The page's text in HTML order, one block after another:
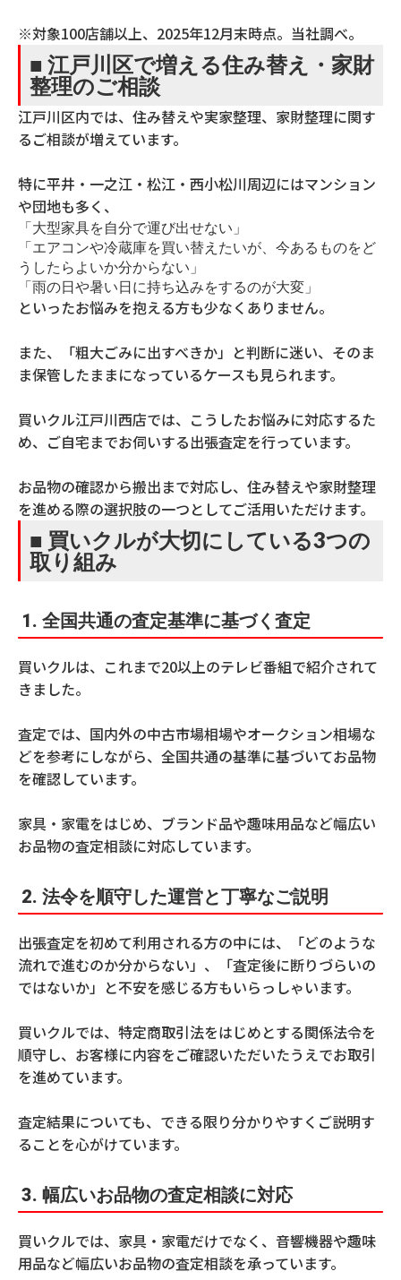
※対象100店舗以上、2025年12月末時点。当社調べ。
■ 江戸川区で増える住み替え・家財
整理のご相談
江戸川区内では、住み替えや実家整理、家財整理に関す
るご相談が増えています。
特に平井・一之江・松江・西小松川周辺にはマンション
や団地も多く、
「大型家具を自分で運び出せない」
「エアコンや冷蔵庫を買い替えたいが、今あるものをど
うしたらよいか分からない」
「雨の日や暑い日に持ち込みをするのが大変」
といったお悩みを抱える方も少なくありません。
また、「粗大ごみに出すべきか」と判断に迷い、そのま
ま保管したままになっているケースも見られます。
買いクル江戸川西店では、こうしたお悩みに対応するた
め、ご自宅までお伺いする出張査定を行っています。
お品物の確認から搬出まで対応し、住み替えや家財整理
を進める際の選択肢の一つとしてご活用いただけます。
■ 買いクルが大切にしている3つの
取り組み
1. 全国共通の査定基準に基づく査定
買いクルは、これまで20以上のテレビ番組で紹介されて
きました。
査定では、国内外の中古市場相場やオークション相場な
どを参考にしながら、全国共通の基準に基づいてお品物
を確認しています。
家具・家電をはじめ、ブランド品や趣味用品など幅広い
お品物の査定相談に対応しています。
2. 法令を順守した運営と丁寧なご説明
出張査定を初めて利用される方の中には、「どのような
流れで進むのか分からない」、「査定後に断りづらいの
ではないか」と不安を感じる方もいらっしゃいます。
買いクルでは、特定商取引法をはじめとする関係法令を
順守し、お客様に内容をご確認いただいたうえでお取引
を進めています。
査定結果についても、できる限り分かりやすくご説明す
ることを心がけています。
3. 幅広いお品物の査定相談に対応
買いクルでは、家具・家電だけでなく、音響機器や趣味
用品など幅広いお品物の査定相談を承っています。